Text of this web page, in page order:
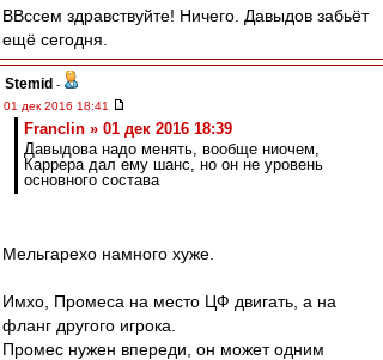
ВВссем здравствуйте! Ничего. Давыдов забьёт
ещё сегодня.
Stemid -
01 дек 2016 18:41
Franclin » 01 дек 2016 18:39
Давыдова надо менять, вообще ниочем,
Каррера дал ему шанс, но он не уровень
основного состава
Мельгарехо намного хуже.
Имхо, Промеса на место ЦФ двигать, а на
фланг другого игрока.
Промес нужен впереди, он может одним